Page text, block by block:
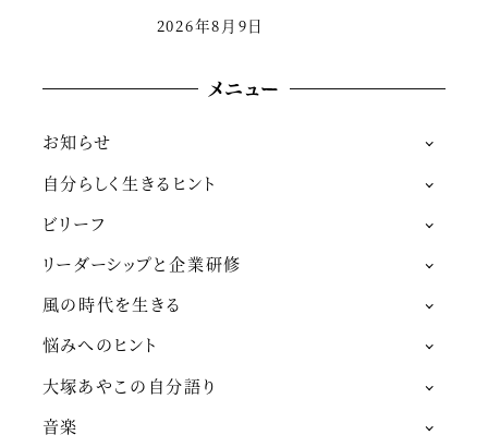
2026年8月9日
メニュー
お知らせ
自分らしく生きるヒント
ビリーフ
リーダーシップと企業研修
風の時代を生きる
悩みへのヒント
大塚あやこの自分語り
音楽